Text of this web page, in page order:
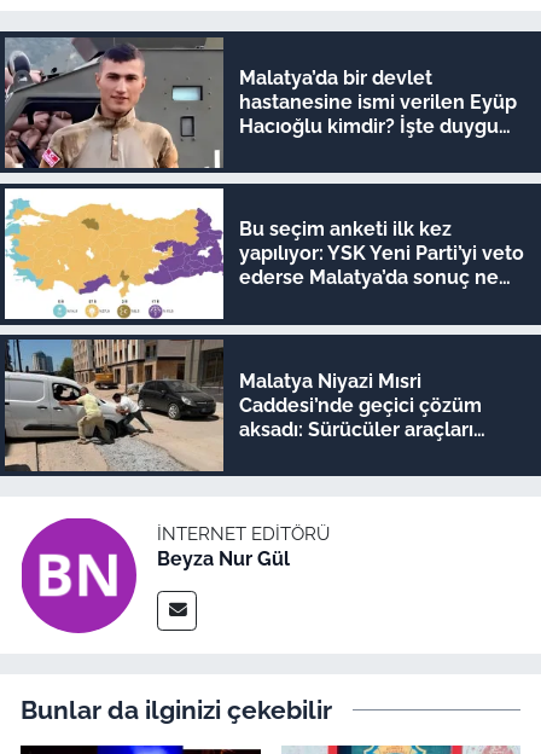
Malatya’da bir devlet
hastanesine ismi verilen Eyüp
Hacıoğlu kimdir? İşte duygu
Bu seçim anketi ilk kez
yapılıyor: YSK Yeni Parti’yi veto
ederse Malatya’da sonuç ne
Malatya Niyazi Mısri
Caddesi’nde geçici çözüm
aksadı: Sürücüler araçları
İNTERNET EDITÖRÜ
Beyza Nur Gül
Bunlar da ilginizi çekebilir